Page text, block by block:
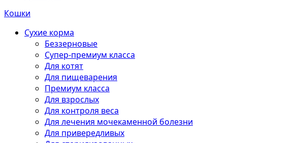
Кошки
Сухие корма
Беззерновые
Супер-премиум класса
Для котят
Для пищеварения
Премиум класса
Для взрослых
Для контроля веса
Для лечения мочекаменной болезни
Для привередливых